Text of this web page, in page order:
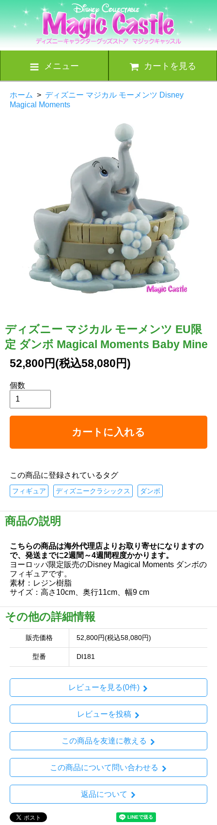
メニュー カートを見る
ホーム > ディズニー マジカル モーメンツ Disney
Magical Moments
ディズニー マジカル モーメンツ EU限
定 ダンボ Magical Moments Baby Mine
52,800円(税込58,080円)
個数
カートに入れる
この商品に登録されているタグ
フィギュア ディズニークラシックス ダンボ
商品の説明
こちらの商品は海外代理店よりお取り寄せになりますの
で、発送までに2週間～4週間程度かかります。
ヨーロッパ限定販売のDisney Magical Moments ダンボの
フィギュアです。
素材：レジン樹脂
サイズ：高さ10cm、奥行11cm、幅9 cm
その他の詳細情報
販売価格 52,800円(税込58,080円)
型番 DI181
レビューを見る(0件)
レビューを投稿
この商品を友達に教える
この商品について問い合わせる
返品について